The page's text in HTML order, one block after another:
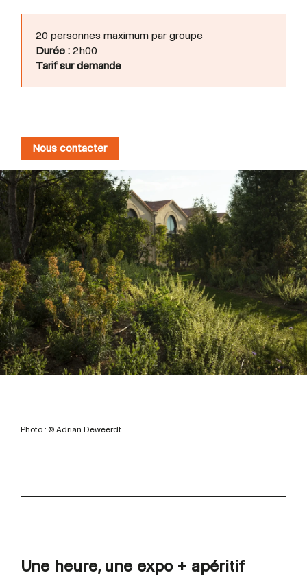
20 personnes maximum par groupe
Durée : 2h00
Tarif sur demande
Nous contacter
Photo : © Adrian Deweerdt
Une heure, une expo + apéritif